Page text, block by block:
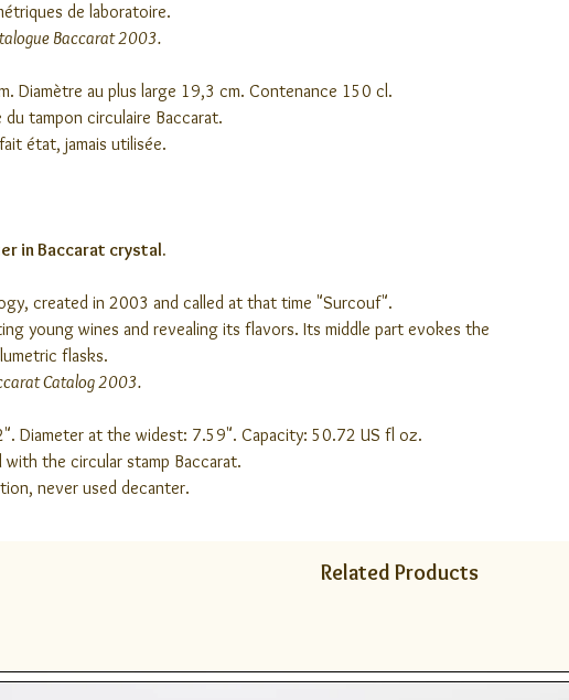
de laboratoire.
Baccarat 2003.
Diamètre au plus large 19,3 cm. Contenance 150 cl.
du tampon circulaire Baccarat.
état, jamais utilisée.
in Baccarat crystal.
created in 2003 and called at that time "Surcouf".
young wines and revealing its flavors. Its middle part evokes the
flasks.
Catalog 2003.
Diameter at the widest: 7.59". Capacity: 50.72 US fl oz.
with the circular stamp Baccarat.
never used decanter.
Related Products